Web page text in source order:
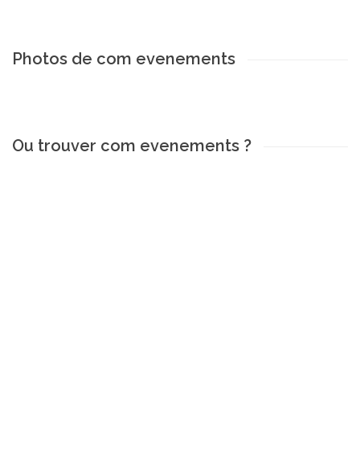
Photos de com evenements
Ou trouver com evenements ?